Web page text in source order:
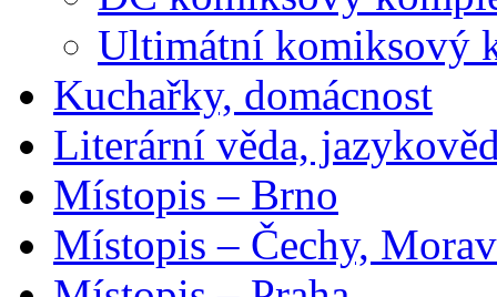
Ultimátní komiksový
Kuchařky, domácnost
Literární věda,
Místopis – Brno
Místopis – Čechy,